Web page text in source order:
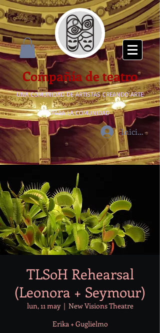
Compañía de teatro
UNA COMUNIDAD DE ARTISTAS CREANDO ARTE
PARA LA COMUNIDAD
Iniciar
TLSoH Rehearsal
(Leonora + Seymour)
lun, 11 may
  |
New Visions Theatre
Erika + Guglielmo